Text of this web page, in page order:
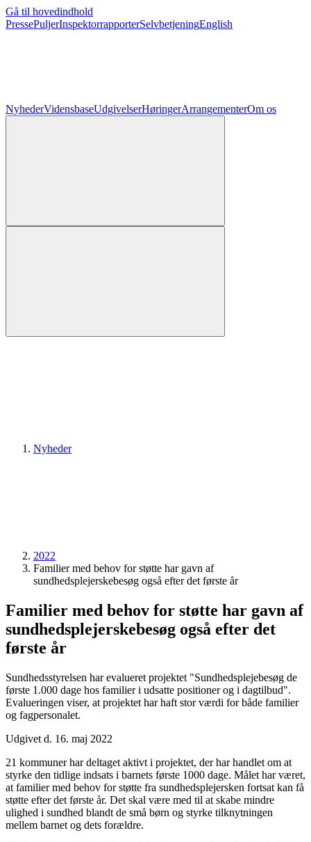
Gå til hovedindhold
PressePuljerInspektorrapporterSelvbetjeningEnglish
NyhederVidensbaseUdgivelserHøringerArrangementerOm os
Nyheder
2022
Familier med behov for støtte har gavn af
sundhedsplejerskebesøg også efter det første år
Familier med behov for støtte har gavn af
sundhedsplejerskebesøg også efter det
første år
Sundhedsstyrelsen har evalueret projektet "Sundhedsplejebesøg de
første 1.000 dage hos familier i udsatte positioner og i dagtilbud".
Evalueringen viser, at projektet har haft stor værdi for både familier
og fagpersonalet.
Udgivet d. 16. maj 2022
21 kommuner har deltaget aktivt i projektet, der har handlet om at
styrke den tidlige indsats i barnets første 1000 dage. Målet har været,
at familier med behov for støtte fra sundhedsplejersken fortsat kan få
støtte efter det første år. Det skal være med til at skabe mindre
ulighed i sundhed blandt de små børn og styrke tilknytningen
mellem barnet og dets forældre.